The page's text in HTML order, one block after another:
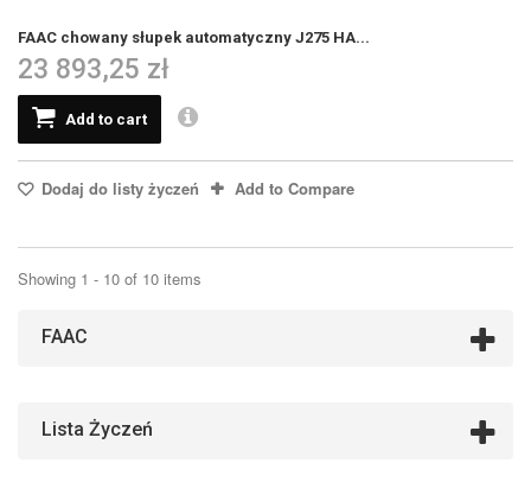
FAAC chowany słupek automatyczny J275 HA...
23 893,25 zł
Add to cart
Dodaj do listy życzeń Add to Compare
Showing 1 - 10 of 10 items
FAAC
Lista Życzeń